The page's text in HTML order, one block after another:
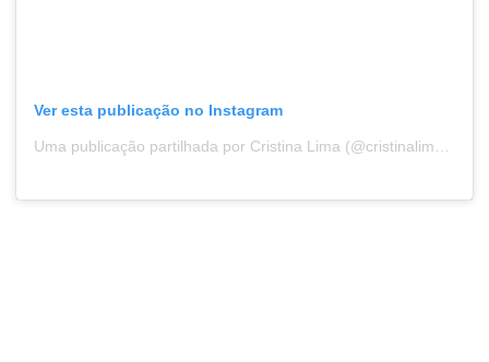
Ver esta publicação no Instagram
Uma publicação partilhada por Cristina Lima (@cristinalimaregisto)